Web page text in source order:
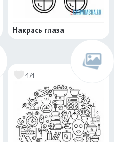
Накрась глаза
474